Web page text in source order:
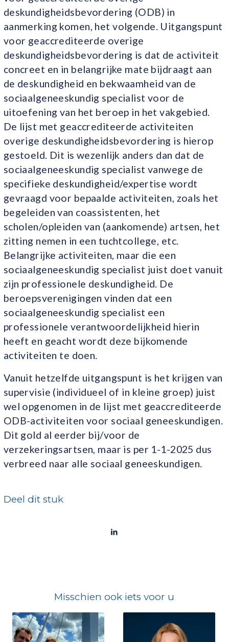
deskundigheidsbevordering (ODB) in
aanmerking komen, het volgende. Uitgangspunt
voor geaccrediteerde overige
deskundigheidsbevordering is dat de activiteit
concreet en in belangrijke mate bijdraagt aan
de deskundigheid en bekwaamheid van de
sociaalgeneeskundig specialist voor de
uitoefening van het beroep in het vakgebied.
De lijst met geaccrediteerde activiteiten
overige deskundigheidsbevordering is hierop
gestoeld. Dit is wezenlijk anders dan dat de
sociaalgeneeskundig specialist vanwege de
specifieke deskundigheid/expertise wordt
gevraagd voor bepaalde activiteiten, zoals het
begeleiden van coassistenten, het
scholen/opleiden van (aankomende) artsen, het
zitting nemen in een tuchtcollege, etc.
Belangrijke activiteiten, maar die een
sociaalgeneeskundig specialist juist doet vanuit
zijn professionele deskundigheid. De
beroepsverenigingen vinden dat een
sociaalgeneeskundig specialist een
professionele verantwoordelijkheid hierin
heeft en geacht wordt deze bijkomende
activiteiten te doen.
Vanuit hetzelfde uitgangspunt is het krijgen van
supervisie (individueel of in kleine groep) juist
wel opgenomen in de lijst met geaccrediteerde
ODB-activiteiten voor sociaal geneeskundigen.
Dit gold al eerder bij/voor de
verzekeringsartsen, maar is per 1-1-2025 dus
verbreed naar alle sociaal geneeskundigen.
Deel dit stuk
Misschien ook iets voor u